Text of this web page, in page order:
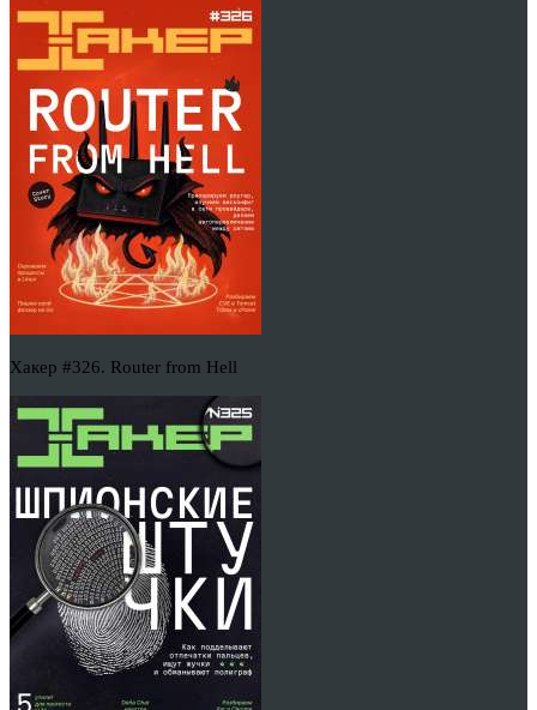
Хакер #326. Router from Hell